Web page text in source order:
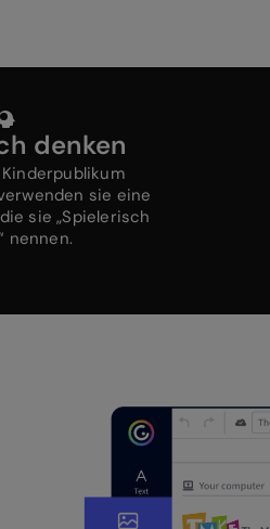
denken
sie eine
sie „Spielerisch
nennen.